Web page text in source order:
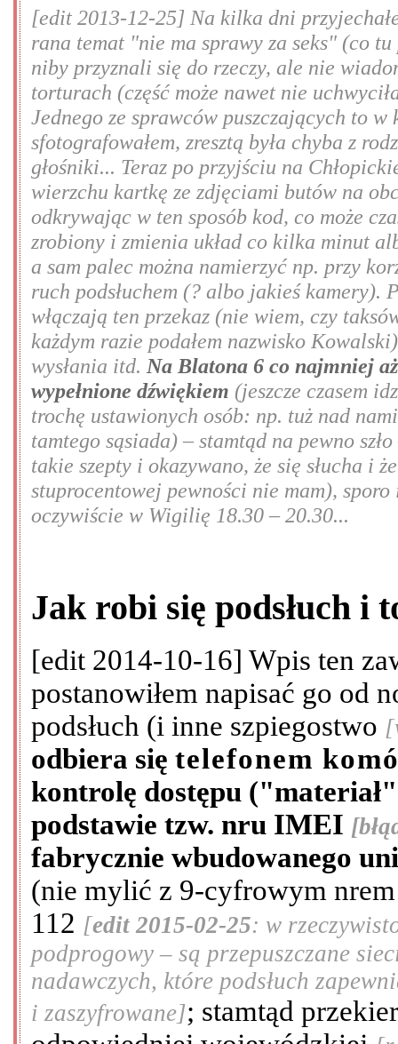
[edit 2013-12-25] Na kilka dni
rana temat "nie ma sprawy za seks" (co
niby przyznali się do rzeczy, ale nie
torturach (część może nawet nie
Jednego ze sprawców puszczających to
sfotografowałem, zresztą była chyba z
głośniki... Teraz po przyjściu na
wierzchu kartkę ze zdjęciami butów na
odkrywając w ten sposób kod, co może
zrobiony i zmienia układ co kilka minut
a sam palec można namierzyć np. przy
ruch podsłuchem (? albo jakieś kamery).
włączają ten przekaz (nie wiem, czy
każdym razie podałem nazwisko
wysłania itd. Na Blatona 6 co najmniej
wypełnione dźwiękiem (jeszcze czasem
trochę ustawionych osób: np. tuż nad
tamtego sąsiada) – stamtąd na pewno
takie szepty i okazywano, że się słucha i
stuprocentowej pewności nie mam),
oczywiście w Wigilię 18.30 – 20.30...
Jak robi się podsłuch i
[edit 2014-10-16] Wpis ten
postanowiłem napisać go od
podsłuch (i inne szpiegostwo
odbiera się telefonem
kontrolę dostępu
podstawie tzw. nru IMEI
fabrycznie wbudowanego
(nie mylić z 9-cyfrowym
112 [edit 2015-02-25: w
podprogowy – są przepuszczane
nadawczych, które podsłuch
i zaszyfrowane]; stamtąd